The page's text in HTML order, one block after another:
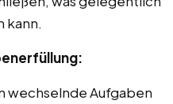
kann.
wechselnde Aufgaben